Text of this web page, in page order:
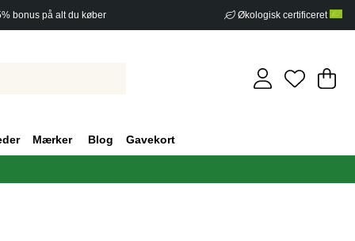
bonus på alt du køber Økologisk certificeret
.
Mærker Blog Gavekort